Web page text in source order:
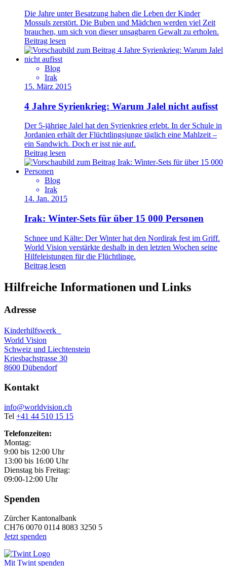
Die Jahre unter Besatzung haben die Leben der Kinder
Mossuls zerstört. Die Buben und Mädchen werden viel Zeit
brauchen, um sich von dieser unsagbaren Gewalt zu erholen.
Beitrag lesen
Blog
Irak
15. März 2015
4 Jahre Syrienkrieg: Warum Jalel nicht aufisst
Der 5-jährige Jalel hat den Syrienkrieg erlebt. In der Schule in
Jordanien erhält der Flüchtlingsjunge täglich eine Mahlzeit –
ein Sandwich. Doch er isst nie auf.
Beitrag lesen
Blog
Irak
14. Jan. 2015
Irak: Winter-Sets für über 15 000 Personen
Schnee und Kälte: Der Winter hat den Nordirak fest im Griff.
World Vision verstärkte deshalb in den letzten Wochen seine
Hilfeleistungen für die Flüchtlinge.
Beitrag lesen
Hilfreiche Informationen und Links
Adresse
Kinderhilfswerk
World Vision
Schweiz und Liechtenstein
Kriesbachstrasse 30
8600 Dübendorf
Kontakt
info@worldvision.ch
Tel +41 44 510 15 15
Telefonzeiten:
Montag:
9:00 bis 12:00 Uhr
13:00 bis 16:00 Uhr
Dienstag bis Freitag:
09:00-12:00 Uhr
Spenden
Zürcher Kantonalbank
CH76 0070 0114 8083 3250 5
Jetzt spenden
Mit Twint spenden